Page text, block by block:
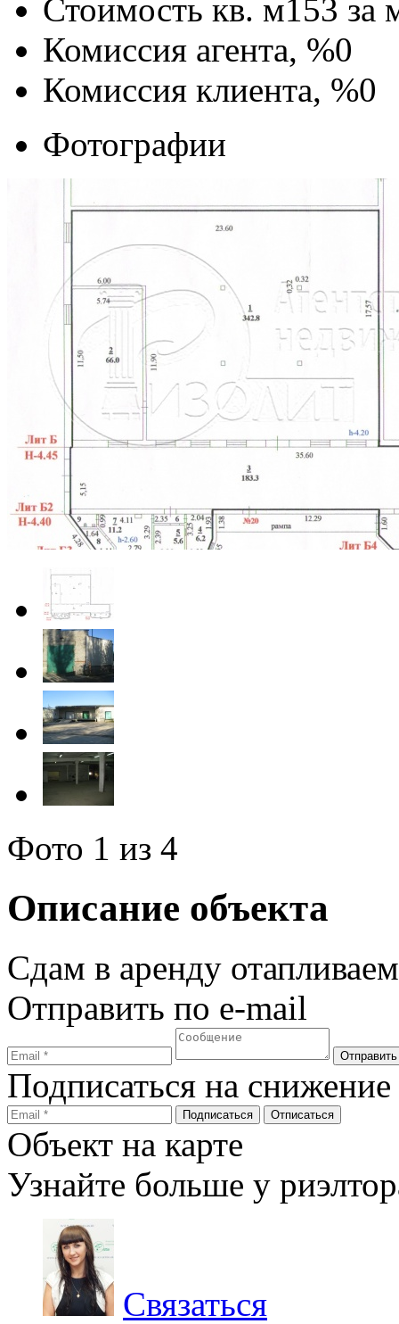
Стоимость кв. м153 за
Комиссия агента, %0
Комиссия клиента, %0
Фотографии
Фото 1 из 4
Описание объекта
Сдам в аренду
Отправить по e-mail
Подписаться на
Объект на карте
Узнайте больше у
Связаться